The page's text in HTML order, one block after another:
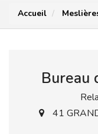
Accueil
Bureau
41